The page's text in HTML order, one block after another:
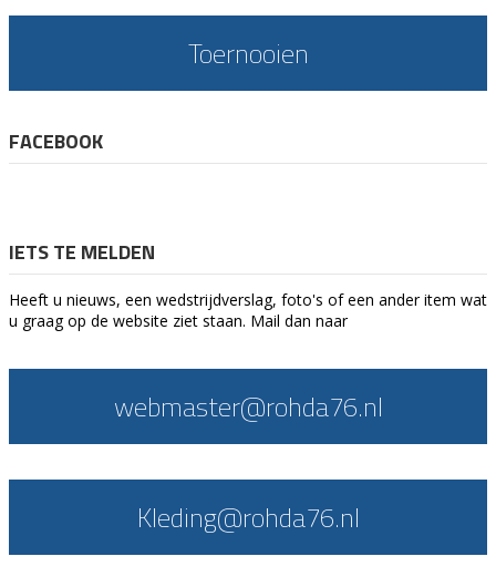
Toernooien
FACEBOOK
IETS TE MELDEN
Heeft u nieuws, een wedstrijdverslag, foto's of een ander item wat
u graag op de website ziet staan. Mail dan naar
webmaster@rohda76.nl
Kleding@rohda76.nl